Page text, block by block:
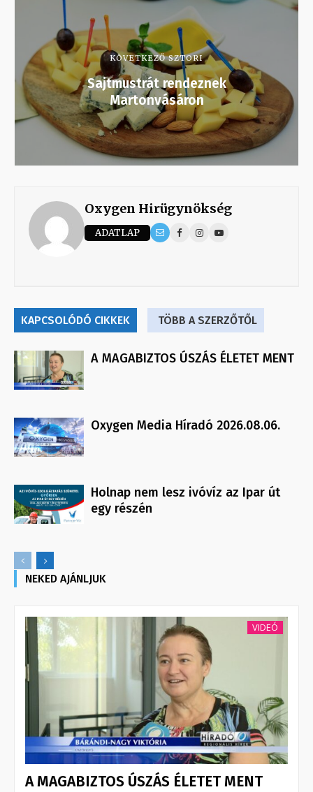
KÖVETKEZŐ SZTORI
Sajtmustrát rendeznek
Martonvásáron
Oxygen Hirügynökség
ADATLAP
KAPCSOLÓDÓ CIKKEK TÖBB A SZERZŐTŐL
A MAGABIZTOS ÚSZÁS ÉLETET MENT
Oxygen Media Híradó 2026.08.06.
Holnap nem lesz ivóvíz az Ipar út
egy részén
NEKED AJÁNLJUK
VIDEÓ
A MAGABIZTOS ÚSZÁS ÉLETET MENT